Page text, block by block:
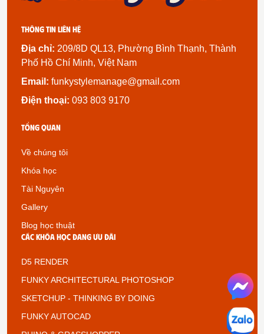
Thông tin liên hệ
Địa chỉ: 209/8D QL13, Phường Bình Thạnh, Thành
Phố Hồ Chí Minh, Việt Nam
Email: funkystylemanage@gmail.com
Điện thoại: 093 803 9170
Tổng quan
Về chúng tôi
Khóa học
Tài Nguyên
Gallery
Blog học thuật
Các khóa học đang ưu đãi
D5 RENDER
FUNKY ARCHITECTURAL PHOTOSHOP
SKETCHUP - THINKING BY DOING
FUNKY AUTOCAD